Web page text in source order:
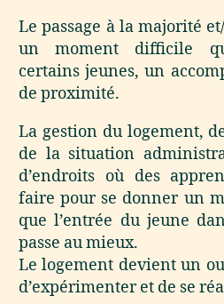
Le passage à la majorité
un moment difficile
certains jeunes, un
de proximité.
La gestion du logement,
de la situation
d’endroits où des
faire pour se donner un
que l’entrée du jeune
passe au mieux.
Le logement devient un
d’expérimenter et de se